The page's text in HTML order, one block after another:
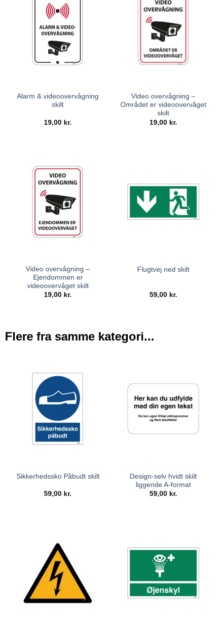
Alarm & videoovervågning
skilt
19,00 kr.
Video overvågning –
Området er videoovervåget
skilt
19,00 kr.
Video overvågning –
Ejendommen er
videoovervåget skilt
19,00 kr.
Flugtvej ned skilt
59,00 kr.
Flere fra samme kategori...
Sikkerhedssko Påbudt skilt
59,00 kr.
Design-selv hvidt skilt
liggende A-format
59,00 kr.